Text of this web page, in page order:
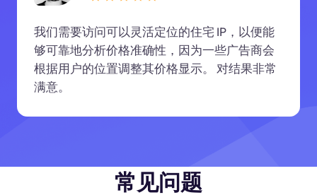
我们需要访问可以灵活定位的住宅 IP，以便能
够可靠地分析价格准确性，因为一些广告商会
根据用户的位置调整其价格显示。 对结果非常
满意。
常见问题